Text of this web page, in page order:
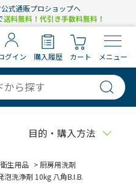
式通販プロショップへ
送料無料！代引き手数料無料！
グイン 購入履歴 カート メニュー
目的・購入方法
生用品 > 厨房用洗剤
泡洗浄剤 10kg 八角B.I.B.